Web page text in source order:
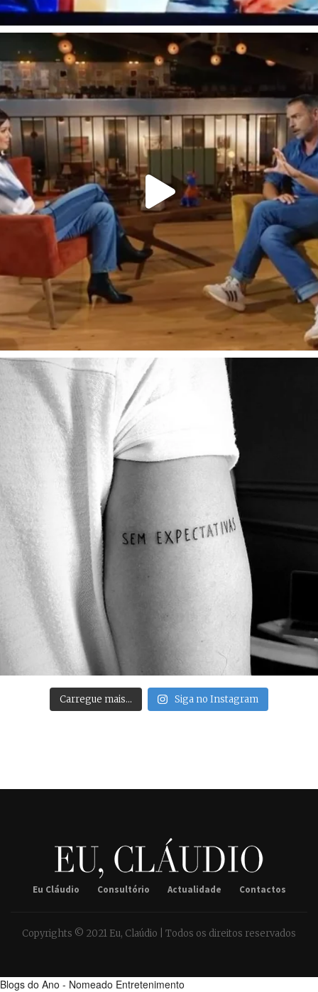
Carregue mais… Siga no Instagram
Eu Cláudio Consultório Actualidade Contactos
Copyrights © 2021 Eu, Claúdio | Todos os direitos reservados
Blogs do Ano - Nomeado Entretenimento